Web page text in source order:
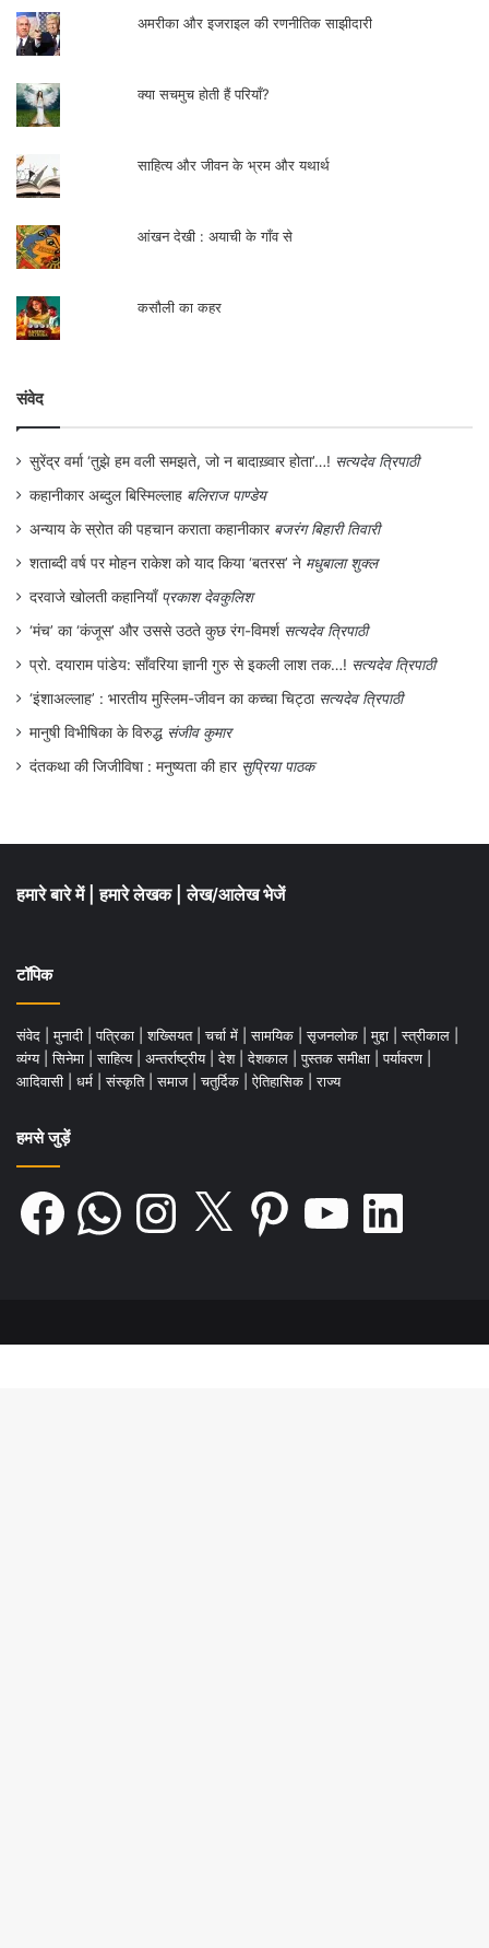
अमरीका और इजराइल की रणनीतिक साझीदारी
क्या सचमुच होती हैं परियाँ?
साहित्य और जीवन के भ्रम और यथार्थ
आंखन देखी : अयाची के गाँव से
कसौली का कहर
संवेद
सुरेंद्र वर्मा ‘तुझे हम वली समझते, जो न बादाख़्वार होता’…! सत्यदेव त्रिपाठी
कहानीकार अब्दुल बिस्मिल्लाह बलिराज पाण्डेय
अन्याय के स्रोत की पहचान कराता कहानीकार बजरंग बिहारी तिवारी
शताब्दी वर्ष पर मोहन राकेश को याद किया ‘बतरस’ ने मधुबाला शुक्ल
दरवाजे खोलती कहानियाँ प्रकाश देवकुलिश
‘मंच’ का ‘कंजूस’ और उससे उठते कुछ रंग-विमर्श सत्यदेव त्रिपाठी
प्रो. दयाराम पांडेय: साँवरिया ज्ञानी गुरु से इकली लाश तक…! सत्यदेव त्रिपाठी
‘इंशाअल्लाह’ : भारतीय मुस्लिम-जीवन का कच्चा चिट्ठा सत्यदेव त्रिपाठी
मानुषी विभीषिका के विरुद्ध संजीव कुमार
दंतकथा की जिजीविषा : मनुष्यता की हार सुप्रिया पाठक
हमारे बारे में हमारे लेखक लेख/आलेख भेजें
टॉपिक
संवेद मुनादी पत्रिका शख्सियत चर्चा में सामयिक सृजनलोक मुद्दा स्त्रीकाल
व्यंग्य
सिनेमा साहित्य अन्तर्राष्ट्रीय देश देशकाल पुस्तक समीक्षा पर्यावरण
आदिवासी
धर्म संस्कृति समाज चतुर्दिक ऐतिहासिक राज्य
हमसे जुड़ें
Facebook WhatsAppInstagram Pinterest LinkedIn